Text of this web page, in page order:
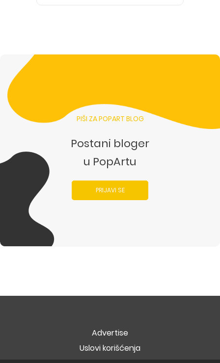
PIŠI ZA POPART BLOG
Postani bloger
u PopArtu
PRIJAVI SE
Advertise
Uslovi korišćenja